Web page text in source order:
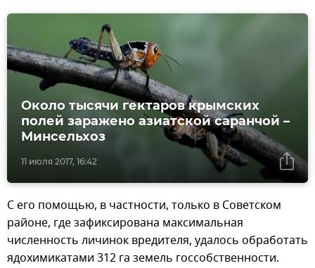
11 июля 2017, 16:42
Около тысячи гектаров крымских
полей заражено азиатской саранчой –
Минсельхоз
С его помощью, в частности, только в Советском
районе, где зафиксирована максимальная
численность личинок вредителя, удалось обработать
ядохимикатами 312 га земель госсобственности.